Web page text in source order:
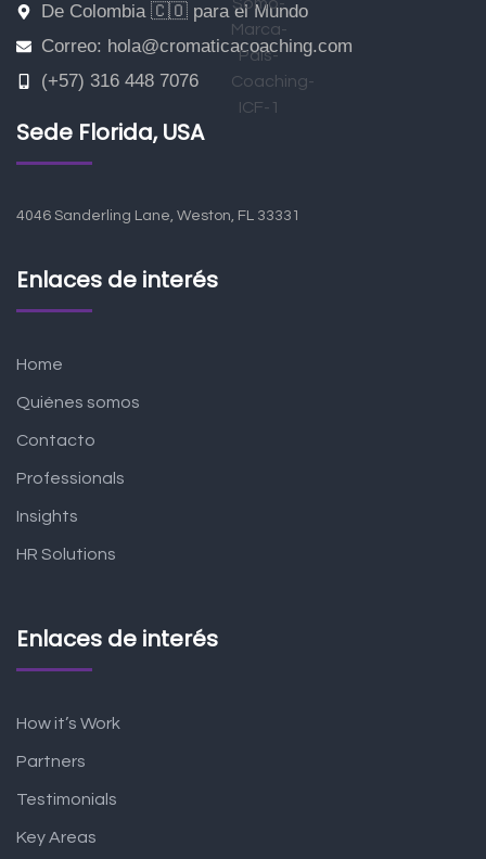
De Colombia 🇨🇴 para el Mundo
Correo: hola@cromaticacoaching.com
(+57) 316 448 7076
Sede Florida, USA
4046 Sanderling Lane, Weston, FL 33331
Enlaces de interés
Home
Quiénes somos
Contacto
Professionals
Insights
HR Solutions
Enlaces de interés
How it’s Work
Partners
Testimonials
Key Areas